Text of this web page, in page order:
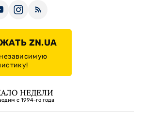
ZN.UA
НЕДЕЛИ
с 1994-го года